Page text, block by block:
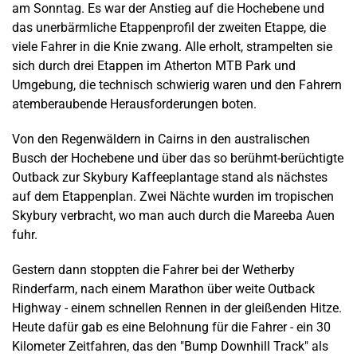
am Sonntag. Es war der Anstieg auf die Hochebene und
das unerbärmliche Etappenprofil der zweiten Etappe, die
viele Fahrer in die Knie zwang. Alle erholt, strampelten sie
sich durch drei Etappen im Atherton MTB Park und
Umgebung, die technisch schwierig waren und den Fahrern
atemberaubende Herausforderungen boten.
Von den Regenwäldern in Cairns in den australischen
Busch der Hochebene und über das so berühmt-berüchtigte
Outback zur Skybury Kaffeeplantage stand als nächstes
auf dem Etappenplan. Zwei Nächte wurden im tropischen
Skybury verbracht, wo man auch durch die Mareeba Auen
fuhr.
Gestern dann stoppten die Fahrer bei der Wetherby
Rinderfarm, nach einem Marathon über weite Outback
Highway - einem schnellen Rennen in der gleißenden Hitze.
Heute dafür gab es eine Belohnung für die Fahrer - ein 30
Kilometer Zeitfahren, das den "Bump Downhill Track" als